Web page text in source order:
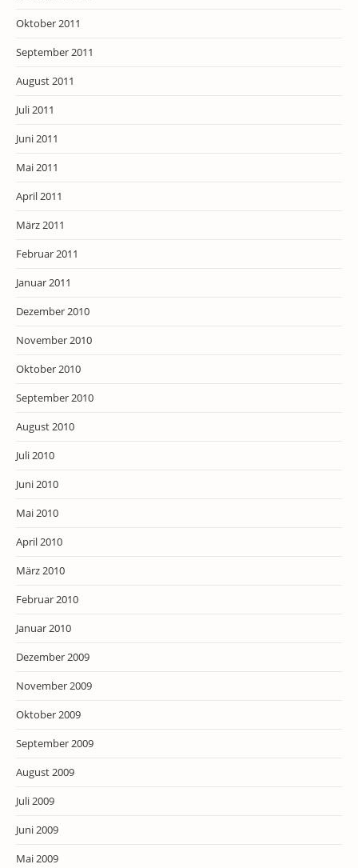
Oktober 2011
September 2011
August 2011
Juli 2011
Juni 2011
Mai 2011
April 2011
März 2011
Februar 2011
Januar 2011
Dezember 2010
November 2010
Oktober 2010
September 2010
August 2010
Juli 2010
Juni 2010
Mai 2010
April 2010
März 2010
Februar 2010
Januar 2010
Dezember 2009
November 2009
Oktober 2009
September 2009
August 2009
Juli 2009
Juni 2009
Mai 2009